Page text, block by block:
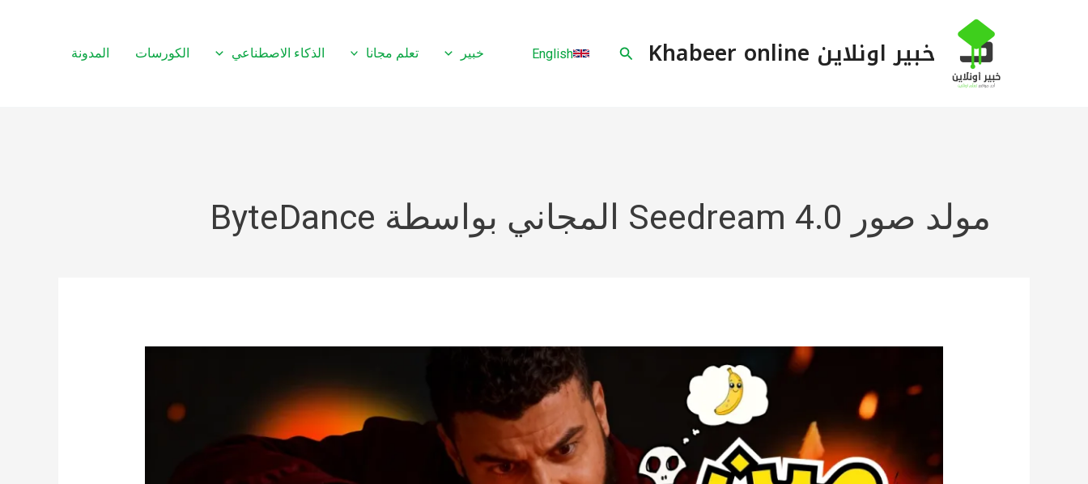
خبير اونلاين Khabeer online البحث English خبير تعلم مجانا الذكاء الاصطناعي الكورسات المدونة
مولد صور Seedream 4.0 المجاني بواسطة ByteDance
بالذكاء